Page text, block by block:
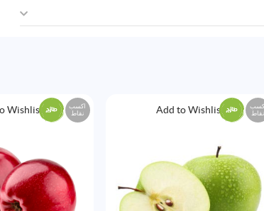
Add to Wishlist
نقاط
Wishlist
اكسب
نقاط